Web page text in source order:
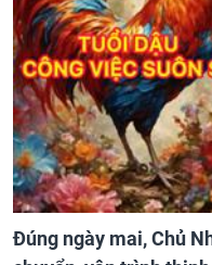
Đúng ngày mai, Chủ